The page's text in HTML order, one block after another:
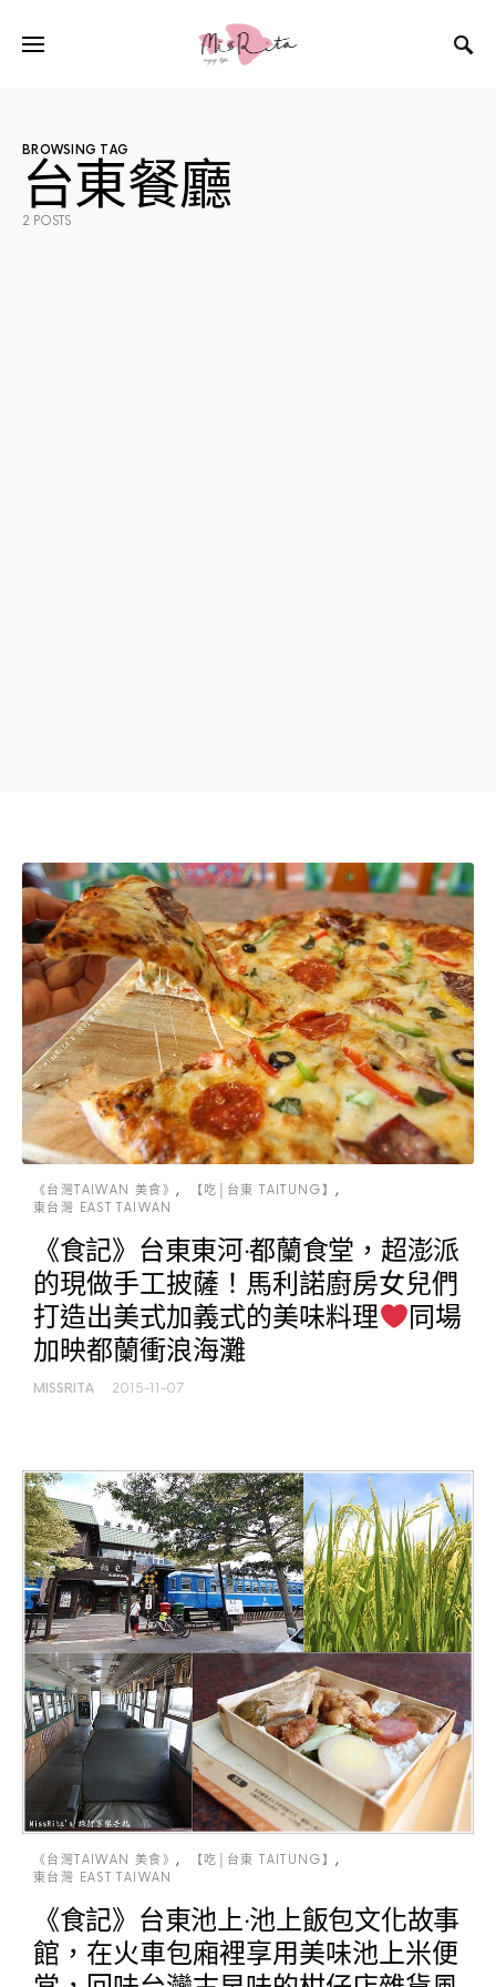
BROWSING TAG
台東餐廳
2 POSTS
《台灣TAIWAN 美食》
【吃│台東 TAITUNG】
東台灣 EAST TAIWAN
《食記》台東東河‧都蘭食堂，超澎派
的現做手工披薩！馬利諾廚房女兒們
打造出美式加義式的美味料理
同場
加映都蘭衝浪海灘
MISSRITA 2015-11-07
《台灣TAIWAN 美食》
【吃│台東 TAITUNG】
東台灣 EAST TAIWAN
《食記》台東池上‧池上飯包文化故事
館，在火車包廂裡享用美味池上米便